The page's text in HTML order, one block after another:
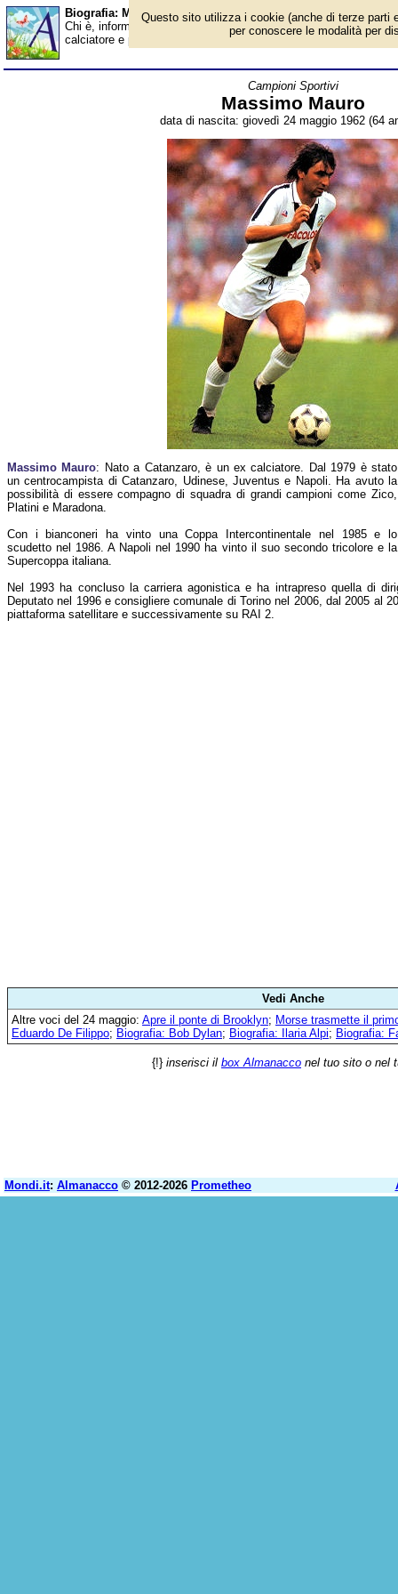
Biografia: Massimo Mauro - età - Almanacco
Chi è, informazioni, foto, qual è la data di nascita, età, dove è
calciatore e politico italiano, dirigente sportivo e opinionista
Campioni Sportivi
Massimo Mauro
data di nascita: giovedì 24 maggio 1962 (64
Massimo Mauro: Nato a Catanzaro, è un ex calciatore. Dal 1979 è stato
un centrocampista di Catanzaro, Udinese, Juventus e Napoli. Ha avuto la
possibilità di essere compagno di squadra di grandi campioni come Zico,
Platini e Maradona.
Con i bianconeri ha vinto una Coppa Intercontinentale nel 1985 e lo
scudetto nel 1986. A Napoli nel 1990 ha vinto il suo secondo tricolore e la
Supercoppa italiana.
Nel 1993 ha concluso la carriera agonistica e ha intrapreso quella di
Deputato nel 1996 e consigliere comunale di Torino nel 2006, dal 2005 al
piattaforma satellitare e successivamente su RAI 2.
Vedi Anche
Altre voci del 24 maggio: Apre il ponte di Brooklyn; Morse trasmette il
Eduardo De Filippo; Biografia: Bob Dylan; Biografia: Ilaria Alpi; Biografia:
{!} inserisci il box Almanacco nel tuo sito o nel
Mondi.it: Almanacco © 2012-2026 Prometheo
Questo sito utilizza i cookie (anche di terze parti
per conoscere le modalità per